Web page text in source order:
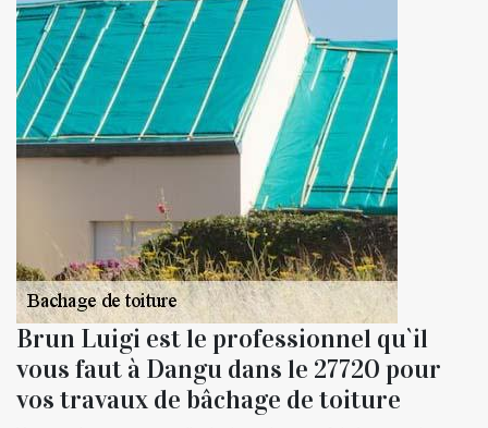
Brun Luigi est le professionnel qu`il
vous faut à Dangu dans le 27720 pour
vos travaux de bâchage de toiture